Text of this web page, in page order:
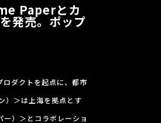
Paperとカ
発売。ポップ
ダクトを起点に、都市
）＞は上海を拠点とす
）＞とコラボレーショ